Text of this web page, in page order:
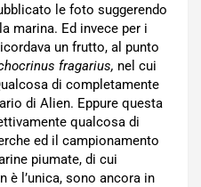
le foto suggerendo
marina. Ed invece per i
un frutto, al punto
fragarius, nel cui
di completamente
di Alien. Eppure questa
qualcosa di
ed il campionamento
piumate, di cui
è l’unica, sono ancora in